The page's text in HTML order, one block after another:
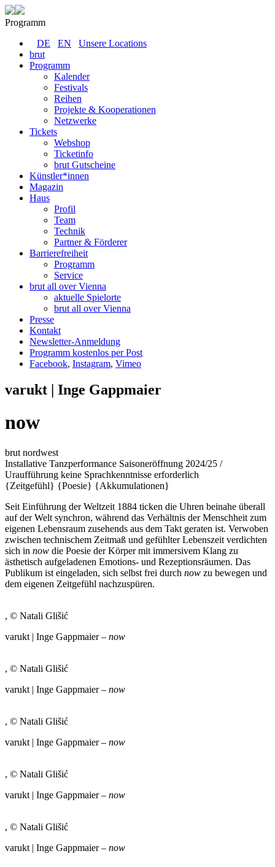
Programm
DE
EN
Unsere Locations
brut
Programm
Kalender
Festivals
Reihen
Projekte & Kooperationen
Netzwerke
Tickets
Webshop
Ticketinfo
brut Gutscheine
Künstler*innen
Magazin
Haus
Profil
Team
Technik
Partner & Förderer
Barrierefreiheit
Programm
Service
brut all over Vienna
aktuelle Spielorte
brut all over Vienna
Presse
Kontakt
Newsletter-Anmeldung
Programm kostenlos per Post
Facebook, Instagram, Vimeo
varukt | Inge Gappmaier
now
brut nordwest
Installative Tanzperformance Saisoneröffnung 2024/25 /
Uraufführung keine Sprachkenntnisse erforderlich
{Zeitgefühl} {Poesie} {Akkumulationen}
Seit Einführung der Weltzeit 1884 ticken die Uhren beinahe überall
auf der Welt synchron, während das Verhältnis der Menschheit zum
eigenen Lebensraum zusehends aus dem Takt geraten ist. Verwoben
zwischen technischem Zeitmaß und gefühlter Lebenszeit verdichten
sich in now die Poesie der Körper mit immersivem Klang zu
ästhetisch aufgeladenen Emotions- und Rezeptionsräumen. Das
Publikum ist eingeladen, sich selbst frei durch now zu bewegen und
dem eigenen Zeitgefühl nachzuspüren.
, © Natali Glišić
varukt | Inge Gappmaier – now
, © Natali Glišić
varukt | Inge Gappmaier – now
, © Natali Glišić
varukt | Inge Gappmaier – now
, © Natali Glišić
varukt | Inge Gappmaier – now
, © Natali Glišić
varukt | Inge Gappmaier – now